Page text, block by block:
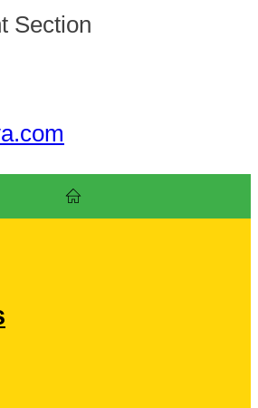
Section